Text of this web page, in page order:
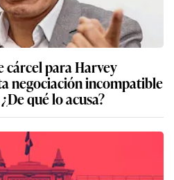
cárcel para Harvey
negociación incompatible
qué lo acusa?